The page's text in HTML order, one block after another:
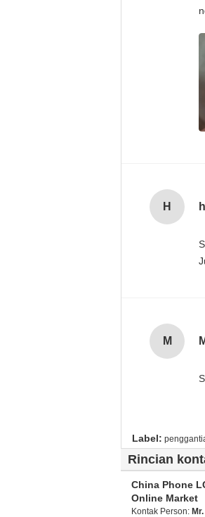
H
M
Label:
Rincian
China Phone
Online Market
Kontak Person: